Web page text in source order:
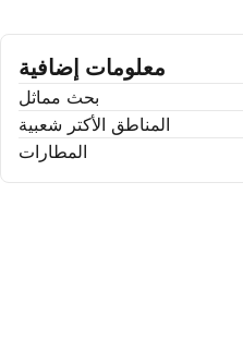
معلومات إضافية
بحث مماثل
المناطق الأكتر شعبية
المطارات